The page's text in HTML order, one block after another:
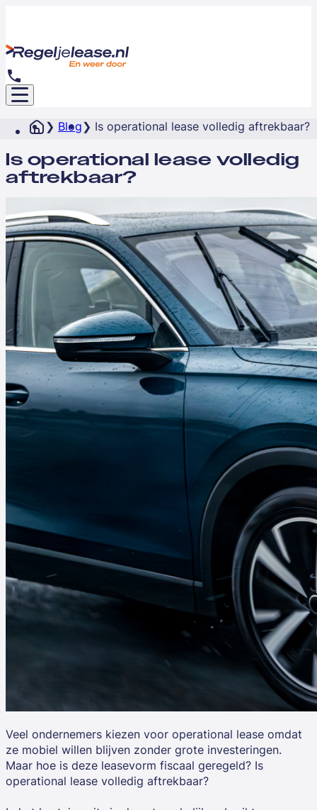
Blog Is operational lease volledig aftrekbaar?
Is operational lease volledig
aftrekbaar?
Veel ondernemers kiezen voor operational lease omdat
ze mobiel willen blijven zonder grote investeringen.
Maar hoe is deze leasevorm fiscaal geregeld? Is
operational lease volledig aftrekbaar?